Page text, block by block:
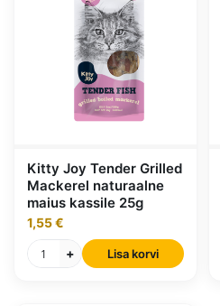
Kitty Joy Tender Grilled
Mackerel naturaalne
maius kassile 25g
1,55 €
+
Lisa korvi